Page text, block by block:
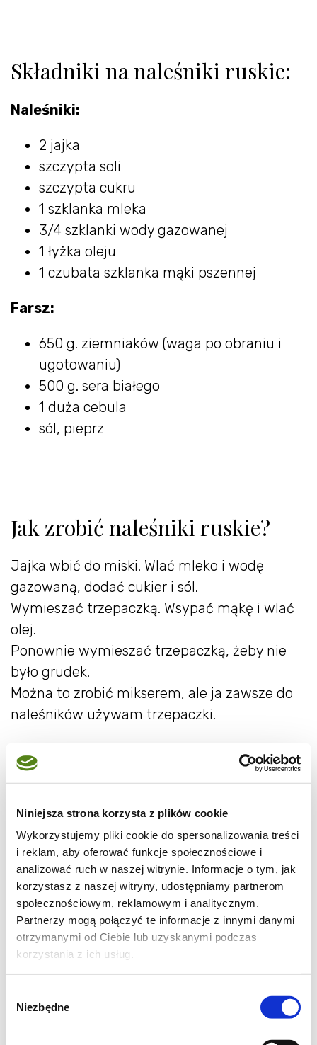
Niniejsza strona korzysta z plików cookie
Wykorzystujemy pliki cookie do spersonalizowania treści
i reklam, aby oferować funkcje społecznościowe i
analizować ruch w naszej witrynie. Informacje o tym, jak
korzystasz z naszej witryny, udostępniamy partnerom
społecznościowym, reklamowym i analitycznym.
Partnerzy mogą połączyć te informacje z innymi danymi
otrzymanymi od Ciebie lub uzyskanymi podczas
korzystania z ich usług.
zgody
Niezbędne
Składniki na naleśniki ruskie:
Naleśniki:
2 jajka
szczypta soli
szczypta cukru
1 szklanka mleka
3/4 szklanki wody gazowanej
1 łyżka oleju
1 czubata szklanka mąki pszennej
Farsz:
650 g. ziemniaków (waga po obraniu i
ugotowaniu)
500 g. sera białego
1 duża cebula
sól, pieprz
Jak zrobić naleśniki ruskie?
Jajka wbić do miski. Wlać mleko i wodę
gazowaną, dodać cukier i sól.
Wymieszać trzepaczką. Wsypać mąkę i wlać
olej.
Ponownie wymieszać trzepaczką, żeby nie
było grudek.
Można to zrobić mikserem, ale ja zawsze do
naleśników używam trzepaczki.
Ciasto na naleśniki odstawić na 15 minut
żeby odpoczęło.
Po tym czasie rozgrzać patelnię z kilkoma
kroplami oleju.
Kiedy patelnia będzie dobrze rozgrzana,
chochelką nalewać ciasto
tak żeby pokryło dno patelni. Smażyć z obu
stron na średnim gazie cienkie naleśniki.
Wyszło mi 11 sztuk.
Ziemniaki obrać i ugotować, następnie